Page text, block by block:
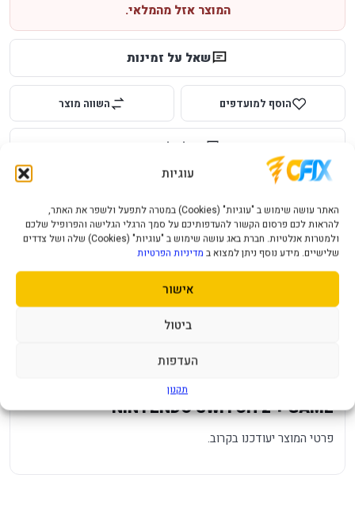
עוגיות
האתר עושה שימוש ב "עוגיות" (Cookies) במטרה לתפעל ולשפר את האתר,
להראות לכם פרסום הקשור להעדפותיכם על סמך הרגלי הגלישה והפרופיל שלכם
ולמטרות אנלטיות. חברת באג עושה שימוש ב "עוגיות" (Cookies) שלה ושל צדדים
שלישיים. מידע נוסף ניתן למצוא ב מדיניות הפרטיות
אישור
ביטול
העדפות
תקנון
המוצר אזל מהמלאי.
שאל על זמינות
הוסף למועדפים השווה מוצר
שאל על המוצר
מחיר משלוח ₪49 12 חודשי אחריות
תמיכה ושירות תשלום מאובטח
מפרט טכני
NINTENDO SWITCH 2 + GAME
פרטי המוצר יעודכנו בקרוב.